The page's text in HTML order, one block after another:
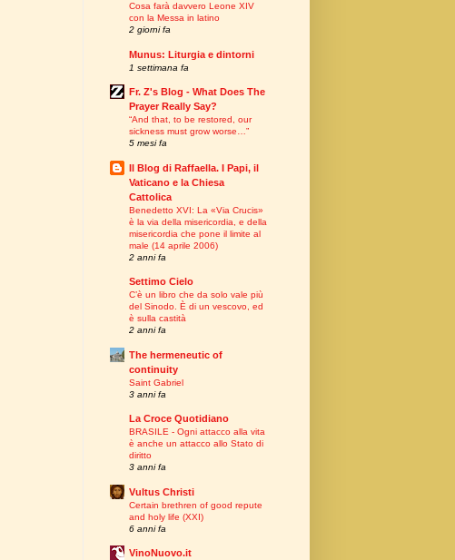
Cosa farà davvero Leone XIV
con la Messa in latino
2 giorni fa
Munus: Liturgia e dintorni
1 settimana fa
Fr. Z's Blog - What Does The
Prayer Really Say?
“And that, to be restored, our
sickness must grow worse…”
5 mesi fa
Il Blog di Raffaella. I Papi, il
Vaticano e la Chiesa
Cattolica
Benedetto XVI: La «Via Crucis»
è la via della misericordia, e della
misericordia che pone il limite al
male (14 aprile 2006)
2 anni fa
Settimo Cielo
C’è un libro che da solo vale più
del Sinodo. È di un vescovo, ed
è sulla castità
2 anni fa
The hermeneutic of
continuity
Saint Gabriel
3 anni fa
La Croce Quotidiano
BRASILE - Ogni attacco alla vita
è anche un attacco allo Stato di
diritto
3 anni fa
Vultus Christi
Certain brethren of good repute
and holy life (XXI)
6 anni fa
VinoNuovo.it